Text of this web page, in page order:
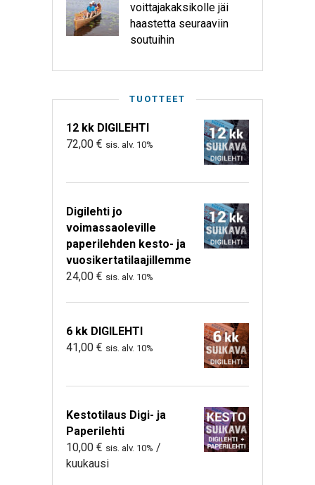
voittajakaksikolle jäi
haastetta seuraaviin
soutuihin
TUOTTEET
12 kk DIGILEHTI
72,00 € sis. alv. 10%
Digilehti jo
voimassaoleville
paperilehden kesto- ja
vuosikertatilaajillemme
24,00 € sis. alv. 10%
6 kk DIGILEHTI
41,00 € sis. alv. 10%
Kestotilaus Digi- ja
Paperilehti
10,00 € sis. alv. 10% /
kuukausi